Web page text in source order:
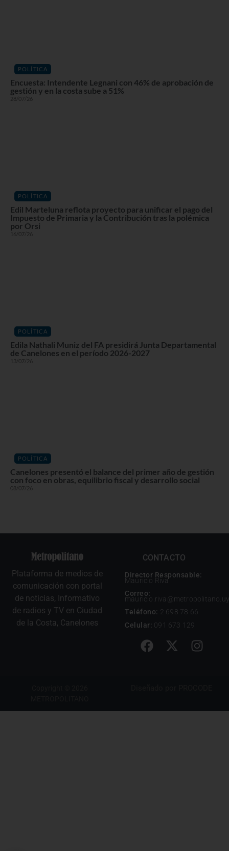
POLÍTICA
Encuesta: Intendente Legnani con 46% de aprobación de
gestión y en la costa sube a 51%
28/07/26
POLÍTICA
Edil Marteluna reflota proyecto para unificar el pago del
Impuesto de Primaria y la Contribución tras la polémica
por Orsi
16/07/26
POLÍTICA
Edila Nathali Muniz del FA presidirá Junta Departamental
de Canelones en el período 2026-2027
13/07/26
POLÍTICA
Canelones presentó el balance del primer año de gestión
con foco en obras, equilibrio fiscal y desarrollo social
08/07/26
Plataforma de medios de
comunicación con portal
de noticias, Informativo
de radios y TV en Ciudad
de la Costa, Canelones
CONTACTO
Director Responsable:
Mauricio Riva
Correo:
mauricio.riva@metropolitano.uy
Teléfono: 2 698 78 66
Celular: 091 673 129